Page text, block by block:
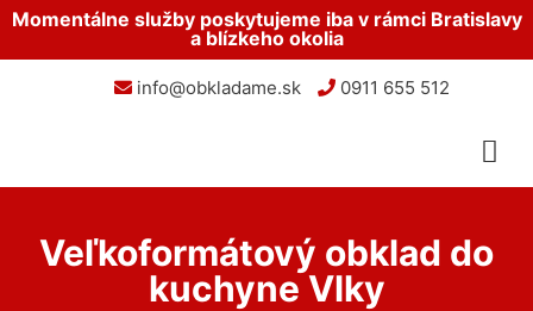
Momentálne služby poskytujeme iba v rámci Bratislavy
a blízkeho okolia
info@obkladame.sk 0911 655 512
Veľkoformátový obklad do
kuchyne Vlky